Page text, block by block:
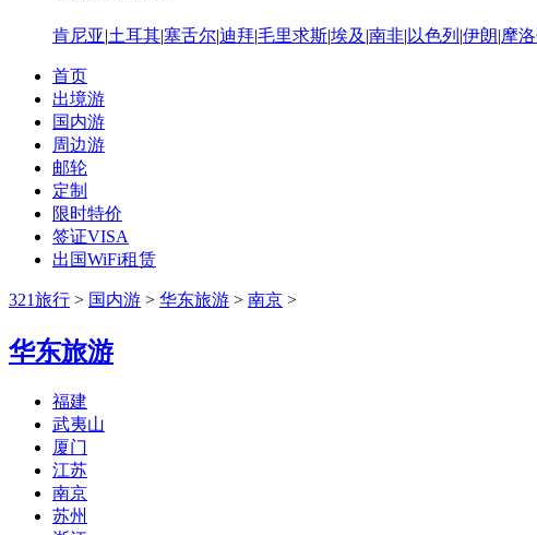
肯尼亚|土耳其|塞舌尔|迪拜|毛里求斯|埃及 |南非| 以色列 |伊朗|摩
首页
出境游
国内游
周边游
邮轮
定制
限时特价
签证VISA
出国WiFi租赁
321旅行 > 国内游 > 华东旅游 > 南京 >
华东旅游
福建
武夷山
厦门
江苏
南京
苏州